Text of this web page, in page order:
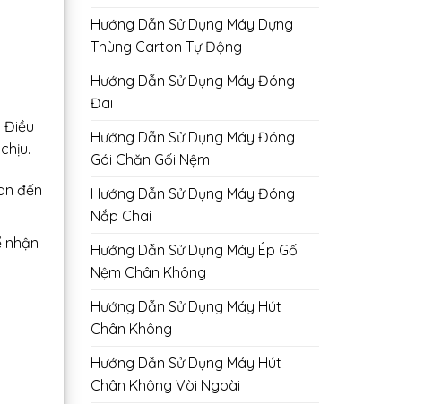
Điều
đến
nhận
Hướng Dẫn Sử Dụng Máy Dựng
Thùng Carton Tự Động
Hướng Dẫn Sử Dụng Máy Đóng
Đai
Hướng Dẫn Sử Dụng Máy Đóng
Gói Chăn Gối Nệm
Hướng Dẫn Sử Dụng Máy Đóng
Nắp Chai
Hướng Dẫn Sử Dụng Máy Ép Gối
Nệm Chân Không
Hướng Dẫn Sử Dụng Máy Hút
Chân Không
Hướng Dẫn Sử Dụng Máy Hút
Chân Không Vòi Ngoài